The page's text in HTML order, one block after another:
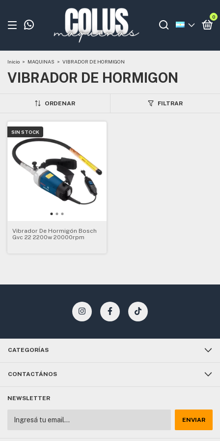
0
Inicio > MAQUINAS > VIBRADOR DE HORMIGON
VIBRADOR DE HORMIGON
ORDENAR FILTRAR
SIN STOCK
Vibrador De Hormigón Bosch
Gvc 22 2200w 20000rpm
CATEGORÍAS
CONTACTÁNOS
NEWSLETTER